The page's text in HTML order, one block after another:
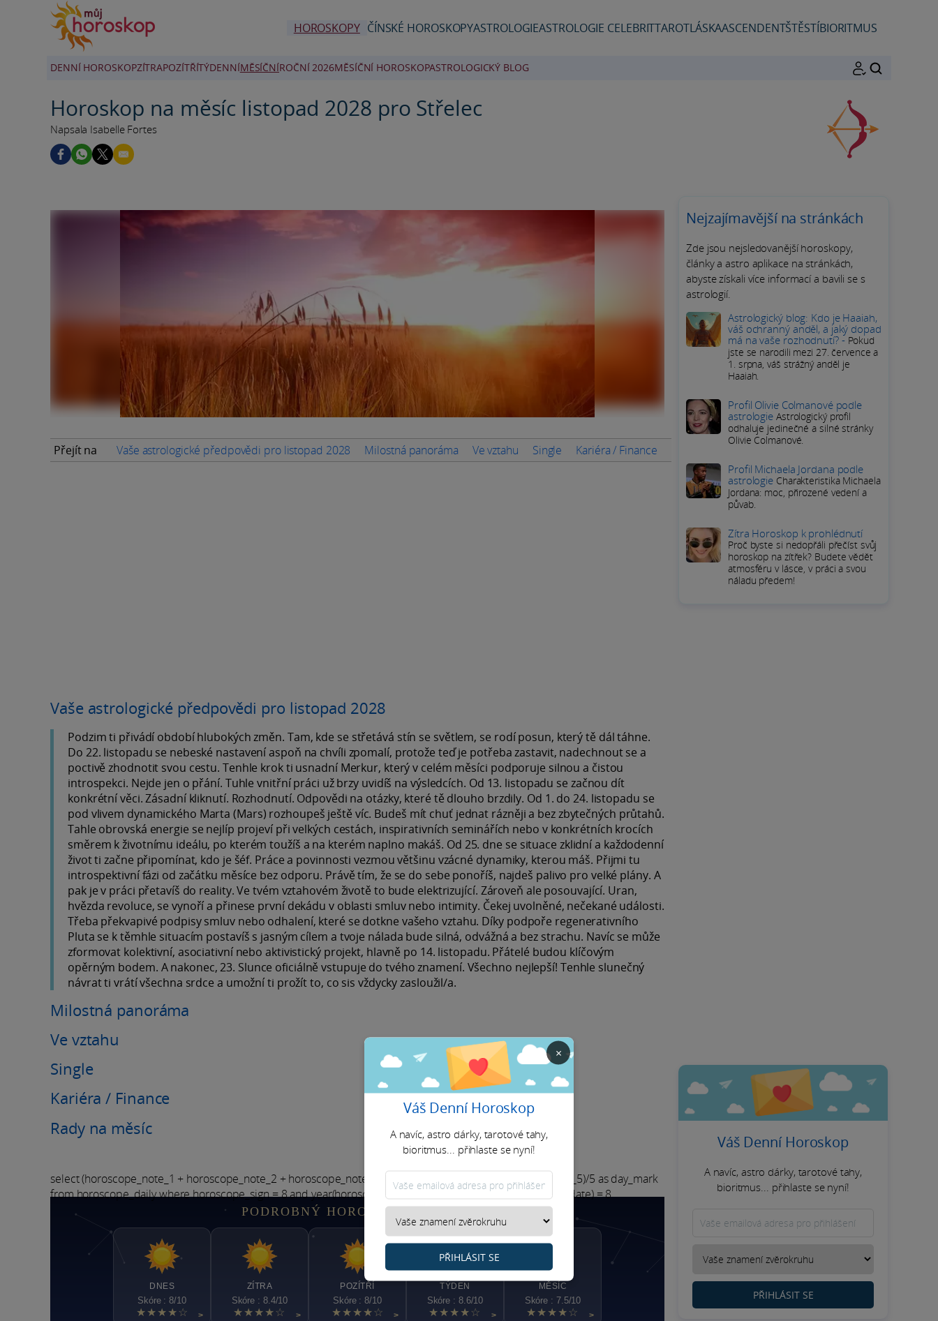
HOROSKOPY ČÍNSKÉ HOROSKOPYASTROLOGIEASTROLOGIE CELEBRITTAROTLÁSKAASCENDENTŠTĚSTÍBIORITMUS
DENNÍ HOROSKOPZÍTRAPOZÍTŘÍTÝDENNÍMĚSÍČNÍROČNÍ 2026MĚSÍČNÍ HOROSKOPASTROLOGICKÝ BLOG
Horoskop na měsíc listopad 2028 pro Střelec
Napsala Isabelle Fortes
Přejít na Vaše astrologické předpovědi pro listopad 2028 Milostná panoráma Ve vztahu Single Kariéra / Finance
Vaše astrologické předpovědi pro listopad 2028
Podzim ti přivádí období hlubokých změn. Tam, kde se střetává stín se světlem, se rodí posun, který tě dál táhne.
Do 22. listopadu se nebeské nastavení aspoň na chvíli zpomalí, protože teď je potřeba zastavit, nadechnout se a
poctivě zhodnotit svou cestu. Tenhle krok ti usnadní Merkur, který v celém měsíci podporuje silnou a čistou
introspekci. Nejde jen o přání. Tuhle vnitřní práci už brzy uvidíš na výsledcích. Od 13. listopadu se začnou dít
konkrétní věci. Zásadní kliknutí. Rozhodnutí. Odpovědi na otázky, které tě dlouho brzdily. Od 1. do 24. listopadu se
pod vlivem dynamického Marta (Mars) rozhoupeš ještě víc. Budeš mít chuť jednat rázněji a bez zbytečných průtahů.
Tahle obrovská energie se nejlíp projeví při velkých cestách, inspirativních seminářích nebo v konkrétních krocích
směrem k životnímu ideálu, po kterém toužíš a na kterém naplno makáš. Od 25. dne se situace zklidní a každodenní
život ti začne připomínat, kdo je šéf. Práce a povinnosti vezmou většinu vzácné dynamiky, kterou máš. Přijmi tu
introspektivní fázi od začátku měsíce bez odporu. Právě tím, že se do sebe ponoříš, najdeš palivo pro velké plány. A
pak je v práci přetavíš do reality. Ve tvém vztahovém životě to bude elektrizující. Zároveň ale posouvající. Uran,
hvězda revoluce, se vynoří a přinese první dekádu v oblasti smluv nebo intimity. Čekej uvolněné, nečekané události.
Třeba překvapivé podpisy smluv nebo odhalení, které se dotkne vašeho vztahu. Díky podpoře regenerativního
Pluta se k těmhle situacím postavíš s jasným cílem a tvoje nálada bude silná, odvážná a bez strachu. Navíc se může
zformovat kolektivní, asociativní nebo aktivistický projekt, hlavně po 14. listopadu. Přátelé budou klíčovým
opěrným bodem. A nakonec, 23. Slunce oficiálně vstupuje do tvého znamení. Všechno nejlepší! Tenhle slunečný
návrat ti vrátí všechna srdce a umožní ti prožít to, co sis vždycky zasloužil/a.
Milostná panoráma
Ve vztahu
Single
Kariéra / Finance
Rady na měsíc
select (horoscope_note_1 + horoscope_note_2 + horoscope_note_3 + horoscope_note_4 + horoscope_note_5)/5 as day_mark
from horoscope_daily where horoscope_sign = 8 and year(horoscope_date) = 2026 and month(horoscope_date) = 8
PODROBNÝ HOROSKOP STŘELCE
DNES
Skóre : 8/10
★★★★☆ >
ZÍTRA
Skóre : 8.4/10
★★★★☆ >
POZÍTŘÍ
Skóre : 8/10
★★★★☆ >
TÝDEN
Skóre : 8.6/10
★★★★☆ >
MĚSÍC
Skóre : 7.5/10
★★★★☆ >
Nejzajímavější na stránkách
Zde jsou nejsledovanější horoskopy,
články a astro aplikace na stránkách,
abyste získali více informací a bavili se s
astrologií.
Astrologický blog: Kdo je Haaiah,
váš ochranný anděl, a jaký dopad
má na vaše rozhodnutí? - Pokud
jste se narodili mezi 27. července a
1. srpna, váš strážný anděl je
Haaiah.
Profil Olivie Colmanové podle
astrologie Astrologický profil
odhaluje jedinečné a silné stránky
Olivie Colmanové.
Profil Michaela Jordana podle
astrologie Charakteristika Michaela
Jordana: moc, přirozené vedení a
půvab.
Zítra Horoskop k prohlédnutí
Proč byste si nedopřáli přečíst svůj
horoskop na zítřek? Budete vědět
atmosféru v lásce, v práci a svou
náladu předem!
Váš Denní Horoskop
A navíc, astro dárky, tarotové tahy,
bioritmus... přihlaste se nyní!
PŘIHLÁSIT SE
×
Váš Denní Horoskop
A navíc, astro dárky, tarotové tahy,
bioritmus... přihlaste se nyní!
PŘIHLÁSIT SE